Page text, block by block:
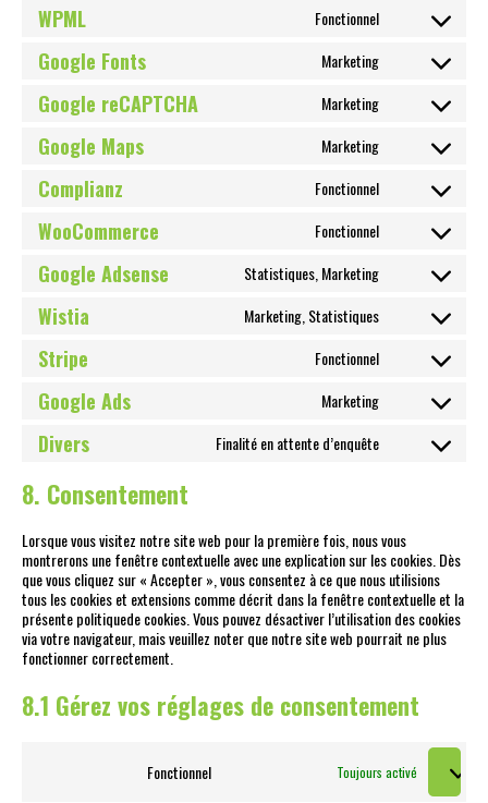
service
wordfence
WPML Fonctionnel Consent
service
Google Fonts Marketing Consent
service
google-
Google reCAPTCHA Marketing Consent
service
google-
Google Maps Marketing Consent
service
google-
Complianz Fonctionnel Consent
service
complianz
WooCommerce Fonctionnel Consent
service
Google Adsense Statistiques, Marketing Consent
service
google-
Wistia Marketing, Statistiques Consent
service
Stripe Fonctionnel Consent
service
stripe
Google Ads Marketing Consent
service
google-
Divers Finalité en attente d’enquête Consent
8. Consentement
Lorsque vous visitez notre site web pour la première fois, nous vous
montrerons une fenêtre contextuelle avec une explication sur les cookies. Dès
que vous cliquez sur « Accepter », vous consentez à ce que nous utilisions
tous les cookies et extensions comme décrit dans la fenêtre contextuelle et la
présente politiquede cookies. Vous pouvez désactiver l’utilisation des cookies
via votre navigateur, mais veuillez noter que notre site web pourrait ne plus
fonctionner correctement.
8.1 Gérez vos réglages de consentement
Fonctionnel Toujours activé